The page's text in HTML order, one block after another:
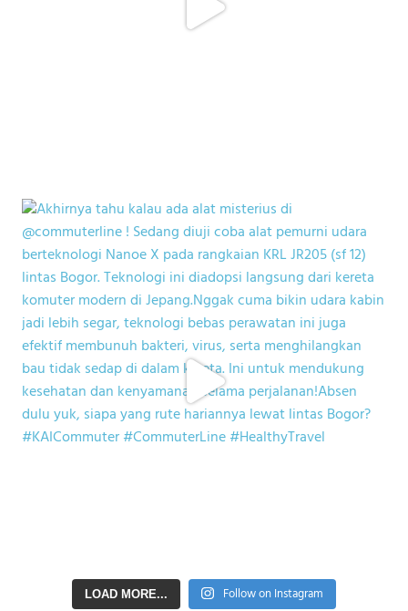
LOAD MORE... Follow on Instagram